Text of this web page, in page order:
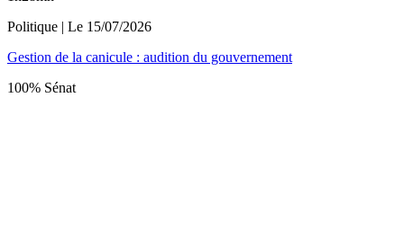
Politique | Le 15/07/2026
Gestion de la canicule : audition du gouvernement
100% Sénat